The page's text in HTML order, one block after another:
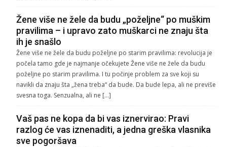
Žene više ne žele da budu „poželjne“ po muškim
pravilima – i upravo zato muškarci ne znaju šta
ih je snašlo
Žene više ne žele da budu poželjne po starim pravilima: revolucija je
počela tamo gde je najmanje očekujete Žene više ne žele da budu
poželjne po starim pravilima. I tu počinje problem za sve koji su
navikli da znaju šta „žena treba“ da bude. Da bude lepa, ali ne previše
svesna toga. Senzualna, ali ne […]
Vaš pas ne kopa da bi vas iznervirao: Pravi
razlog će vas iznenaditi, a jedna greška vlasnika
sve pogoršava